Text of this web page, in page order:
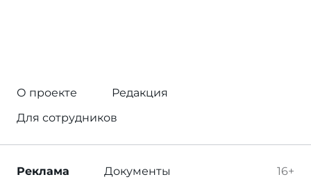
О проекте
Редакция
Для сотрудников
16+
Реклама Документы